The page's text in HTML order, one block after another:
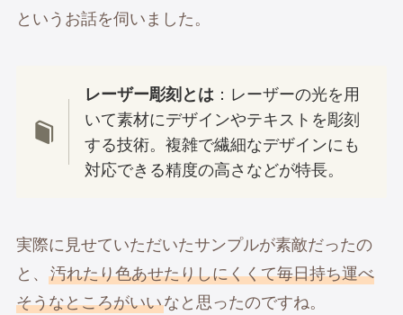
というお話を伺いました。
レーザー彫刻とは ：レーザーの光を用
いて素材にデザインやテキストを彫刻
する技術。複雑で繊細なデザインにも
対応できる精度の高さなどが特長。
実際に見せていただいたサンプルが素敵だったの
と、 汚れたり色あせたりしにくくて毎日持ち運べ
そうなところがいいなと思ったのですね。